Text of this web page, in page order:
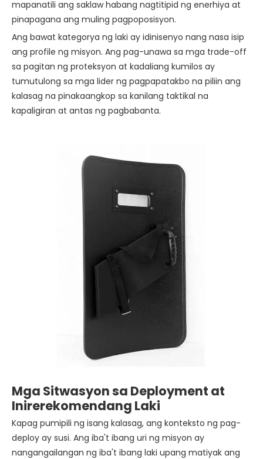
mapanatili ang saklaw habang nagtitipid ng enerhiya at
pinapagana ang muling pagpoposisyon.
Ang bawat kategorya ng laki ay idinisenyo nang nasa isip
ang profile ng misyon. Ang pag-unawa sa mga trade-off
sa pagitan ng proteksyon at kadaliang kumilos ay
tumutulong sa mga lider ng pagpapatakbo na piliin ang
kalasag na pinakaangkop sa kanilang taktikal na
kapaligiran at antas ng pagbabanta.
Mga Sitwasyon sa Deployment at
Inirerekomendang Laki
Kapag pumipili ng isang kalasag, ang konteksto ng pag-
deploy ay susi. Ang iba't ibang uri ng misyon ay
nangangailangan ng iba't ibang laki upang matiyak ang